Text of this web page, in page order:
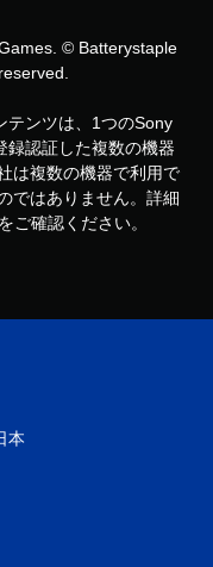
© Batterystaple
テンツは、1つのSony
録認証した複数の機器
は複数の機器で利用で
ではありません。詳細
ご確認ください。
本